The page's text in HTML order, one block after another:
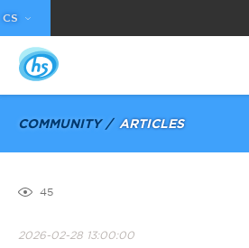
CS
COMMUNITY ARTICLES
45
2026-02-28 13:00:00